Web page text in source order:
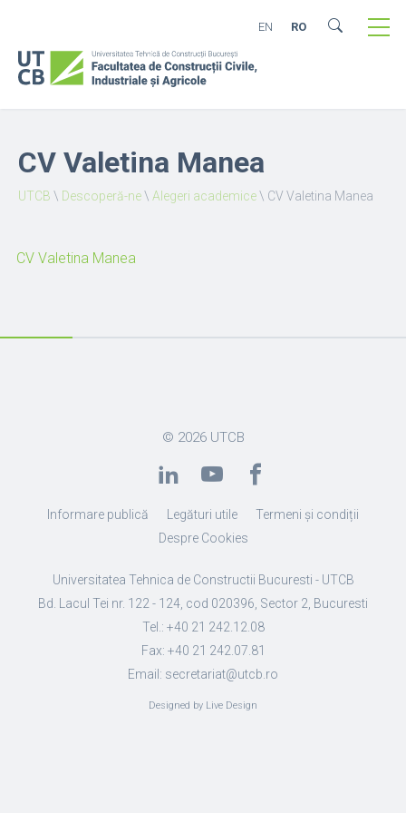
EN RO
CV Valetina Manea
UTCB \ Descoperă-ne\ Alegeri academice\ CV Valetina Manea
CV Valetina Manea
© 2026 UTCB
Informare publică Legături utile
Termeni și condiții
Despre Cookies
Universitatea Tehnica de Constructii Bucuresti - UTCB
Bd. Lacul Tei nr. 122 - 124, cod 020396, Sector 2, Bucuresti
Tel.: +40 21 242.12.08
Fax: +40 21 242.07.81
Email: secretariat@utcb.ro
Designed by Live Design